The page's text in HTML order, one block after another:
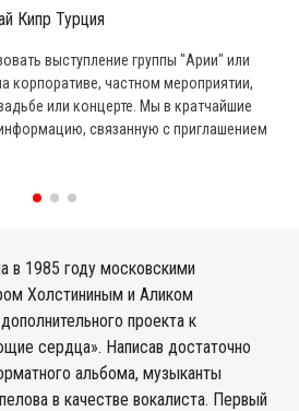
Кипр Турция
выступление группы "Арии" или
корпоративе, частном мероприятии,
или концерте. Мы в кратчайшие
связанную с приглашением
в 1985 году московскими
Холстининым и Аликом
проекта к
сердца». Написав достаточно
альбома, музыканты
в качестве вокалиста. Первый